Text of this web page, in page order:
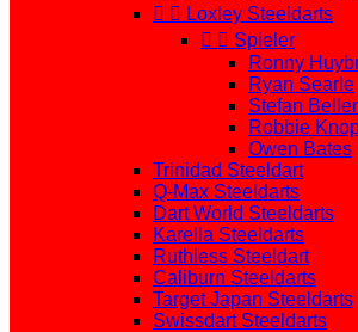
  Loxley Steeldarts
  Spieler
Ronny
Ryan Searle
Stefan
Robbie
Owen Bates
Trinidad Steeldart
Q-Max Steeldarts
Dart World Steeldarts
Karella Steeldarts
Ruthless Steeldart
Caliburn Steeldarts
Target Japan Steeldarts
Swissdart Steeldarts